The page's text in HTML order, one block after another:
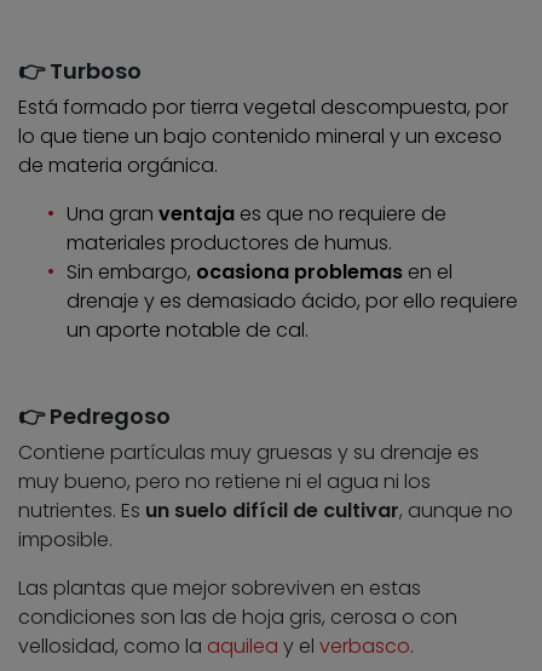
👉 Turboso
Está formado por tierra vegetal descompuesta, por
lo que tiene un bajo contenido mineral y un exceso
de materia orgánica.
Una gran ventaja es que no requiere de
materiales productores de humus.
Sin embargo, ocasiona problemas en el
drenaje y es demasiado ácido, por ello requiere
un aporte notable de cal.
👉 Pedregoso
Contiene partículas muy gruesas y su drenaje es
muy bueno, pero no retiene ni el agua ni los
nutrientes. Es un suelo difícil de cultivar, aunque no
imposible.
Las plantas que mejor sobreviven en estas
condiciones son las de hoja gris, cerosa o con
vellosidad, como la aquilea y el verbasco.